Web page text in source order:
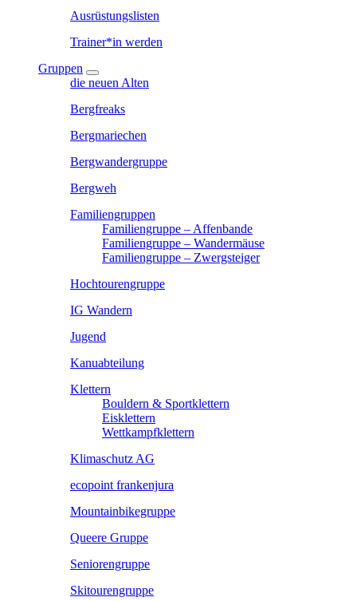
Ausrüstungslisten
Trainer*in werden
Gruppen
die neuen Alten
Bergfreaks
Bergmariechen
Bergwandergruppe
Bergweh
Familiengruppen
Familiengruppe – Affenbande
Familiengruppe – Wandermäuse
Familiengruppe – Zwergsteiger
Hochtourengruppe
IG Wandern
Jugend
Kanuabteilung
Klettern
Bouldern & Sportklettern
Eisklettern
Wettkampfklettern
Klimaschutz AG
ecopoint frankenjura
Mountainbikegruppe
Queere Gruppe
Seniorengruppe
Skitourengruppe